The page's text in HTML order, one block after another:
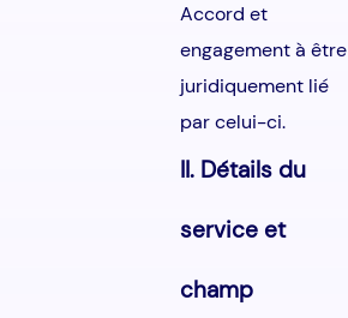
Accord et
engagement à être
juridiquement lié
par celui-ci.
II. Détails du
service et
champ